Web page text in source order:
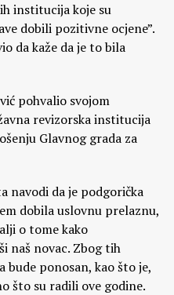
institucija koje su
dobili pozitivne ocjene”.
da kaže da je to bila
pohvalio svojom
revizorska institucija
Glavnog grada za
navodi da je podgorička
dobila uslovnu prelaznu,
o tome kako
naš novac. Zbog tih
ponosan, kao što je,
što su radili ove godine.